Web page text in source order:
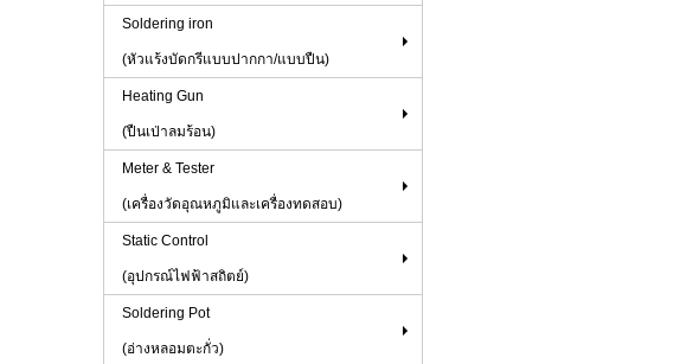
Soldering iron
(หัวแร้งบัดกรีแบบปากกา/แบบปืน)
Heating Gun
(ปืนเป่าลมร้อน)
Meter & Tester
(เครื่องวัดอุณหภูมิและเครื่องทดสอบ)
Static Control
(อุปกรณ์ไฟฟ้าสถิตย์)
Soldering Pot
(อ่างหลอมตะกั่ว)